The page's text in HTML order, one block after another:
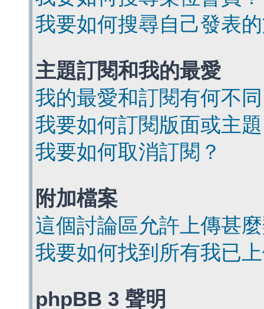
我要如何搜尋自己發表
主題訂閱和我的最愛
我的最愛和訂閱有何不
我要如何訂閱版面或主
我要如何取消訂閱？
附加檔案
這個討論區允許上傳甚
我要如何找到所有我已
phpBB 3 聲明